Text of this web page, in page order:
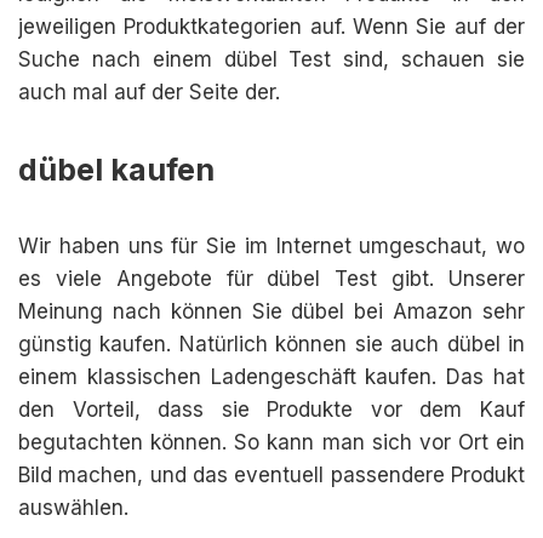
jeweiligen Produktkategorien auf. Wenn Sie auf der
Suche nach einem dübel Test sind, schauen sie
auch mal auf der Seite der.
dübel kaufen
Wir haben uns für Sie im Internet umgeschaut, wo
es viele Angebote für dübel Test gibt. Unserer
Meinung nach können Sie dübel bei Amazon sehr
günstig kaufen. Natürlich können sie auch dübel in
einem klassischen Ladengeschäft kaufen. Das hat
den Vorteil, dass sie Produkte vor dem Kauf
begutachten können. So kann man sich vor Ort ein
Bild machen, und das eventuell passendere Produkt
auswählen.